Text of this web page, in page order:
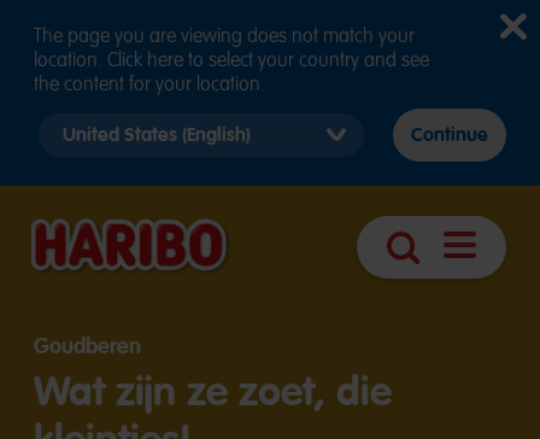
Zoek
Navigatie
Goudberen
Wat zijn ze zoet, die
The page you are viewing does not match your
location. Click here to select your country and see
the content for your location.
country
Continue